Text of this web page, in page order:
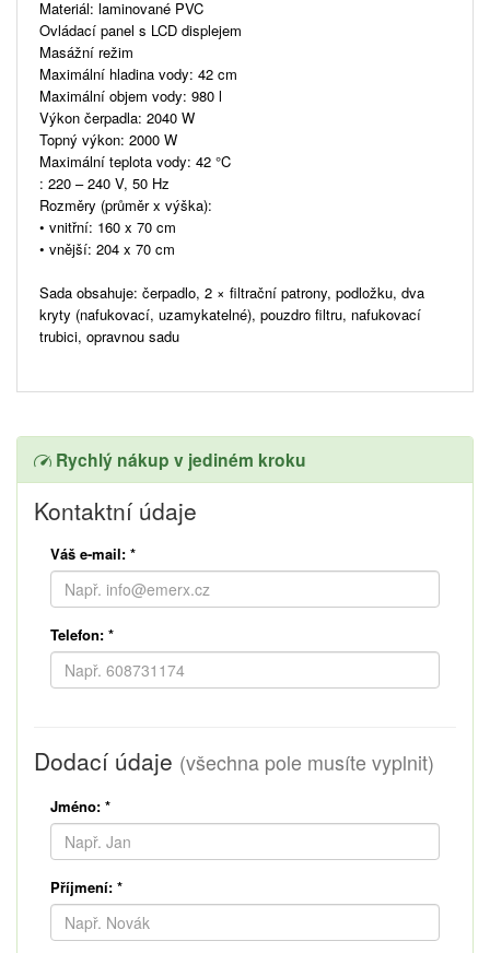
Materiál: laminované PVC
Ovládací panel s LCD displejem
Masážní režim
Maximální hladina vody: 42 cm
Maximální objem vody: 980 l
Výkon čerpadla: 2040 W
Topný výkon: 2000 W
Maximální teplota vody: 42 °C
: 220 – 240 V, 50 Hz
Rozměry (průměr x výška):
• vnitřní: 160 x 70 cm
• vnější: 204 x 70 cm
Sada obsahuje: čerpadlo, 2 × filtrační patrony, podložku, dva
kryty (nafukovací, uzamykatelné), pouzdro filtru, nafukovací
trubici, opravnou sadu
Rychlý nákup v jediném kroku
Kontaktní údaje
Váš e-mail: *
Telefon: *
Dodací údaje (všechna pole musíte vyplnit)
Jméno: *
Příjmení: *